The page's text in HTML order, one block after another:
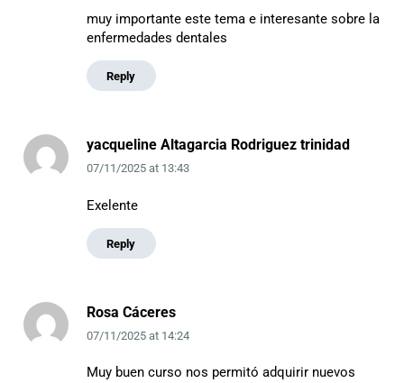
muy importante este tema e interesante sobre la
enfermedades dentales
Reply
yacqueline Altagarcia Rodriguez trinidad
07/11/2025at 13:43
Exelente
Reply
Rosa Cáceres
07/11/2025at 14:24
Muy buen curso nos permitó adquirir nuevos